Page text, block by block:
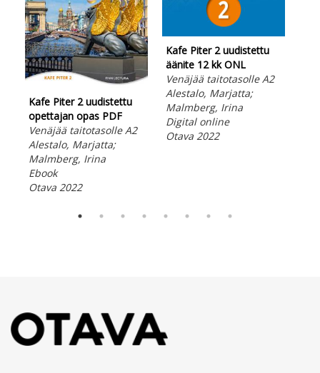
Kafe Piter 2 uudistettu
opettajan opas PDF
Venäjää taitotasolle A2
Alestalo, Marjatta;
Malmberg, Irina
Ebook
Otava 2022
Kafe Piter 2 uudistettu
äänite 12 kk ONL
Venäjää taitotasolle A2
Alestalo, Marjatta;
Malmberg, Irina
Digital online
Otava 2022